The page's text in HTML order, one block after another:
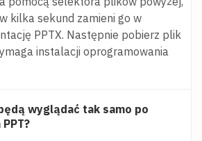
kilka sekund zamieni go w
PPTX. Następnie pobierz plik
instalacji oprogramowania
wyglądać tak samo po